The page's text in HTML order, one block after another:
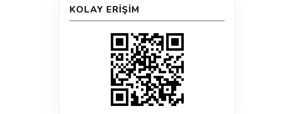
KOLAY ERIŞIM